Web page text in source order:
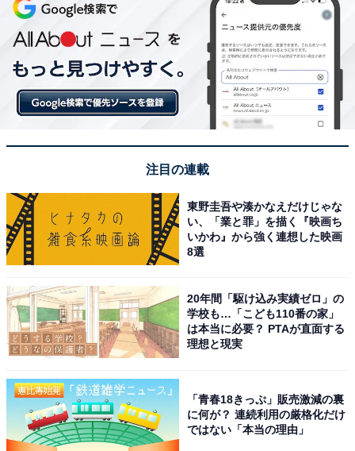
注目の連載
東野圭吾や湊かなえだけじゃな
い、「業と罪」を描く『映画ち
いかわ』から強く連想した映画
8選
20年間「駆け込み実績ゼロ」の
学校も…「こども110番の家」
は本当に必要？ PTAが直面する
理想と現実
「青春18きっぷ」販売激減の裏
に何が？ 連続利用の厳格化だけ
ではない「本当の理由」